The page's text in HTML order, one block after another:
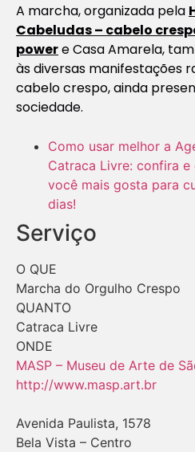
A marcha, organizada pela
Cabeludas – cabelo
powere Casa Amarela,
às diversas manifestações
cabelo crespo, ainda
sociedade.
Como usar melhor a
Catraca Livre: confira
você mais gosta para
dias!
Serviço
O QUE
Marcha do Orgulho Crespo
QUANTO
Catraca Livre
ONDE
MASP – Museu de Arte de
http://www.masp.art.br
Avenida Paulista, 1578
Bela Vista – Centro